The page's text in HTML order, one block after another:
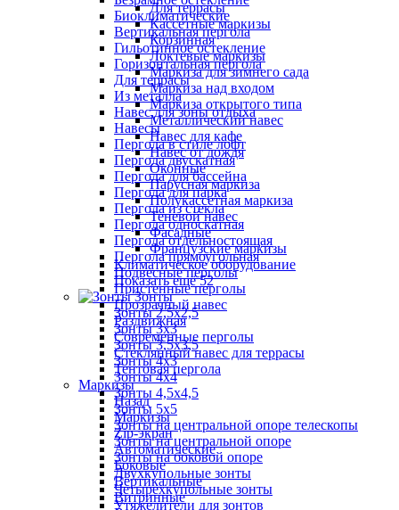
Для террасы
Кассетные маркизы
Корзинная
Локтевые маркизы
Маркиза для зимнего сада
Маркиза над входом
Маркиза открытого типа
Металлический навес
Навес для кафе
Навес от дождя
Оконные
Парусная маркиза
Полукассетная маркиза
Теневой навес
Фасадные
Французские маркизы
Климатическое оборудование
Показать ещё 52
Зонты
Зонты 2,5х2,5
Зонты 3х3
Зонты 3,5х3,5
Зонты 4х3
Зонты 4х4
Зонты 4,5х4,5
Зонты 5х5
Зонты на центральной опоре телескопы
Зонты на центральной опоре
Зонты на боковой опоре
Двухкупольные зонты
Четырехкупольные зонты
Утяжелители для зонтов
Биоклиматические
Вертикальная пергола
Гильотинное остекление
Горизонтальная пергола
Для террасы
Из металла
Навес для зоны отдыха
Навесы
Пергола в стиле лофт
Пергола двускатная
Пергола для бассейна
Пергола для парка
Пергола из стекла
Пергола односкатная
Пергола отдельностоящая
Пергола прямоугольная
Подвесные перголы
Пристенные перголы
Прозрачный навес
Раздвижная
Современные перголы
Стеклянный навес для террасы
Тентовая пергола
Маркизы
Назад
Маркизы
Zip-экран
Автоматические
Боковые
Вертикальные
Витринные